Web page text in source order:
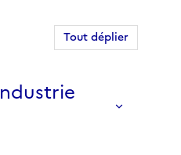
Tout déplier